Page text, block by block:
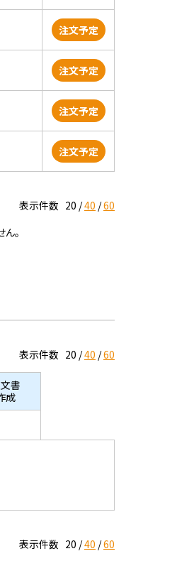
注文予定
注文予定
注文予定
注文予定
表示件数 20 40 60
。
表示件数 20 40 60
書
成
表示件数 20 40 60